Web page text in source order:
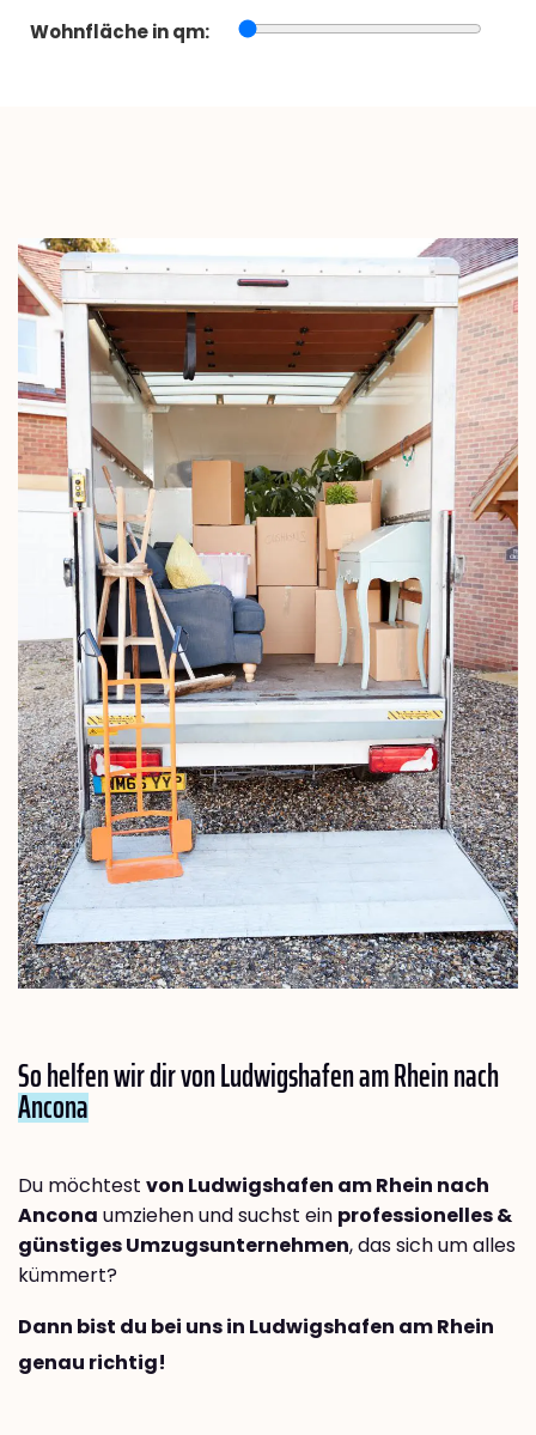
Wohnfläche in qm:
So helfen wir dir von Ludwigshafen am Rhein nach
Ancona
Du möchtest von Ludwigshafen am Rhein nach
Ancona umziehen und suchst ein professionelles &
günstiges Umzugsunternehmen, das sich um alles
kümmert?
Dann bist du bei uns in Ludwigshafen am Rhein
genau richtig!